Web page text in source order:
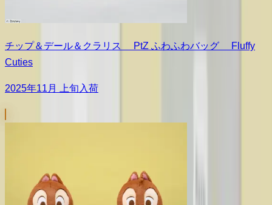
チップ＆デール＆クラリス PtZ ふわふわバッグ Fluffy
Cuties
2025年11月 上旬入荷